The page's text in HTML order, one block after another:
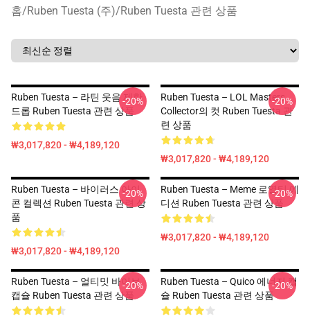
홈/Ruben Tuesta (주)/Ruben Tuesta 관련 상품
Ruben Tuesta – 라틴 웃음 제한
드롭 Ruben Tuesta 관련 상품
₩3,017,820 - ₩4,189,120
-20%
Ruben Tuesta – LOL Masters
Collector의 컷 Ruben Tuesta 관
련 상품
₩3,017,820 - ₩4,189,120
-20%
Ruben Tuesta – 바이러스 아이
콘 컬렉션 Ruben Tuesta 관련 상
품
₩3,017,820 - ₩4,189,120
-20%
Ruben Tuesta – Meme 로열티 에
디션 Ruben Tuesta 관련 상품
₩3,017,820 - ₩4,189,120
-20%
Ruben Tuesta – 얼티밋 바이브
캡슐 Ruben Tuesta 관련 상품
-20%
Ruben Tuesta – Quico 에너지 캡
슐 Ruben Tuesta 관련 상품
-20%